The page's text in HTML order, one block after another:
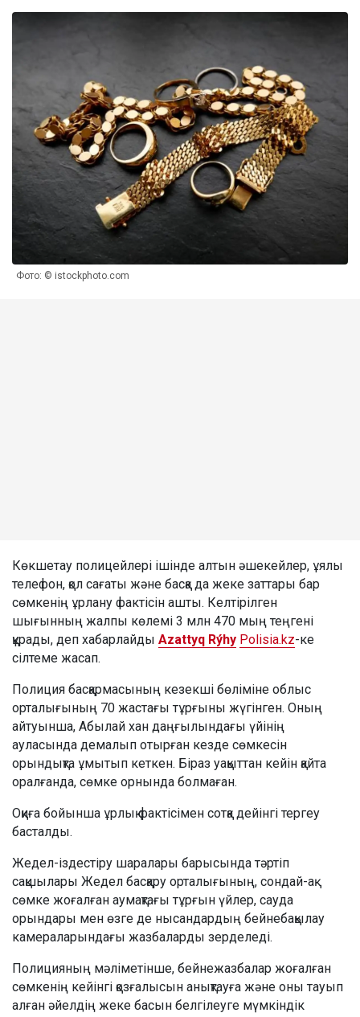
Фото: © istockphoto.com
Көкшетау полицейлері ішінде алтын әшекейлер, ұялы
телефон, қол сағаты және басқа да жеке заттары бар
сөмкенің ұрлану фактісін ашты. Келтірілген
шығынның жалпы көлемі 3 млн 470 мың теңгені
құрады, деп хабарлайды Azattyq Rýhy Polisia.kz-ке
сілтеме жасап.
Полиция басқармасының кезекші бөліміне облыс
орталығының 70 жастағы тұрғыны жүгінген. Оның
айтуынша, Абылай хан даңғылындағы үйінің
ауласында демалып отырған кезде сөмкесін
орындықта ұмытып кеткен. Біраз уақыттан кейін қайта
оралғанда, сөмке орнында болмаған.
Оқиға бойынша ұрлық фактісімен сотқа дейінгі тергеу
басталды.
Жедел-іздестіру шаралары барысында тәртіп
сақшылары Жедел басқару орталығының, сондай-ақ
сөмке жоғалған аумақтағы тұрғын үйлер, сауда
орындары мен өзге де нысандардың бейнебақылау
камераларындағы жазбаларды зерделеді.
Полицияның мәліметінше, бейнежазбалар жоғалған
сөмкенің кейінгі қозғалысын анықтауға және оны тауып
алған әйелдің жеке басын белгілеуге мүмкіндік